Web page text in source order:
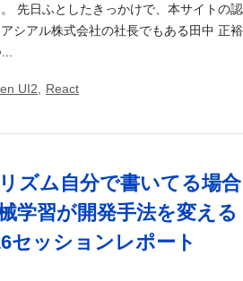
先日ふとしたきっかけで、本サイトの認
シアル株式会社の社長でもある田中 正裕
UI2 React
ズム自分で書いてる場合
学習が開発手法を変える
セッションレポート